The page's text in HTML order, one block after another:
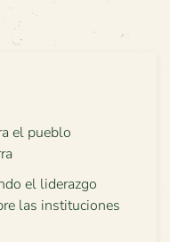
el pueblo
el liderazgo
las instituciones